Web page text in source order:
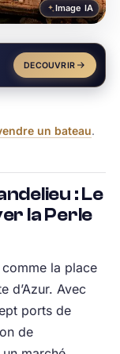
Image IA
DECOUVRIR
un bateau.
: Le
la Perle
comme la place
d’Azur. Avec
ports de
de